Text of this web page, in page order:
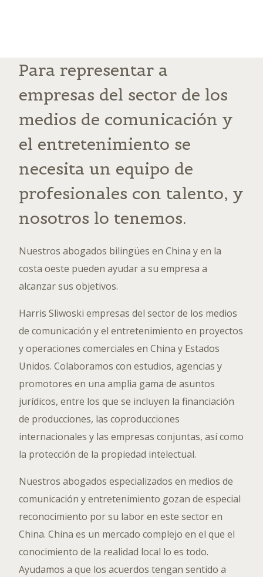
Para representar a
empresas del sector de los
medios de comunicación y
el entretenimiento se
necesita un equipo de
profesionales con talento, y
nosotros lo tenemos.
Nuestros abogados bilingües en China y en la
costa oeste pueden ayudar a su empresa a
alcanzar sus objetivos.
Harris Sliwoski empresas del sector de los medios
de comunicación y el entretenimiento en proyectos
y operaciones comerciales en China y Estados
Unidos. Colaboramos con estudios, agencias y
promotores en una amplia gama de asuntos
jurídicos, entre los que se incluyen la financiación
de producciones, las coproducciones
internacionales y las empresas conjuntas, así como
la protección de la propiedad intelectual.
Nuestros abogados especializados en medios de
comunicación y entretenimiento gozan de especial
reconocimiento por su labor en este sector en
China. China es un mercado complejo en el que el
conocimiento de la realidad local lo es todo.
Ayudamos a que los acuerdos tengan sentido a